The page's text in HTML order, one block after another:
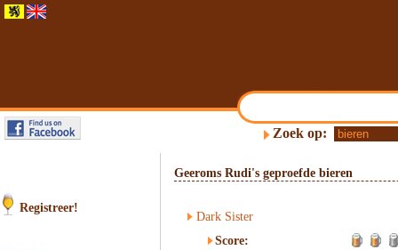
Zoek op:
Registreer!
Geeroms Rudi's geproefde bieren
Dark Sister
Score: